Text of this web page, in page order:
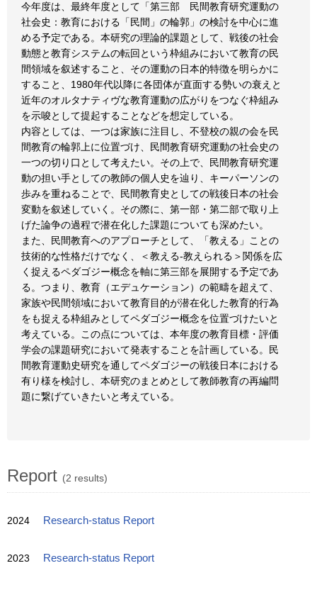
今年度は、最終年度として「第三部 民間教育研究運動の
社会史：教育における「民間」の輪郭」の検討を中心に進
める予定である。本研究の理論的課題として、戦後の社会
動態と教育システムの転回という枠組みにおいて教育の民
間領域を叙述すること、その運動の日本的特徴を明らかに
すること、1980年代以降に各団体が直面する勢いの衰えと
近年のオルタナティヴな教育運動の広がりをつなぐ枠組み
を示唆として提起することなどを想定している。
内容としては、一つは家族に注目し、不登校の親の会を民
間教育の輪郭上に位置づけ、民間教育研究運動の社会史の
一つの切り口として考えたい。その上で、民間教育研究運
動の担い手としての教師の個人史を辿り、キーパーソンの
歩みを重ねることで、民間教育史としての戦後日本の社会
変動を叙述していく。その際に、第一部・第二部で取り上
げた論争の過程で潜在化した課題についても深めたい。
また、民間教育へのアプローチとして、「教える」ことの
技術的な性格だけでなく、＜教える-教えられる＞関係を広
く捉えるペダゴジー概念を軸に第三部を展開する予定であ
る。つまり、教育（エデュケーション）の範疇を超えて、
家族や民間領域において教育目的が潜在化した教育的行為
をも捉える枠組みとしてペダゴジー概念を位置づけたいと
考えている。この点については、本年度の教育目標・評価
学会の課題研究において発表することを計画している。民
間教育運動史研究を通してペダゴジーの戦後日本における
有り様を検討し、本研究のまとめとして教師教育の再編問
題に繋げていきたいと考えている。
Report (2 results)
2024 Research-status Report
2023 Research-status Report